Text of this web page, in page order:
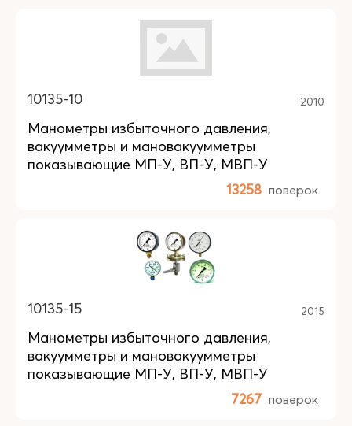
10135-10 2010
Манометры избыточного давления,
вакуумметры и мановакуумметры
показывающие МП-У, ВП-У, МВП-У
13258 поверок
10135-15 2015
Манометры избыточного давления,
вакуумметры и мановакуумметры
показывающие МП-У, ВП-У, МВП-У
7267 поверок